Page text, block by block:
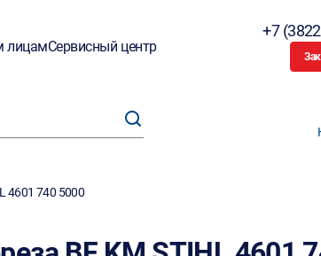
лицамСервисный центр
+7
4601 740 5000